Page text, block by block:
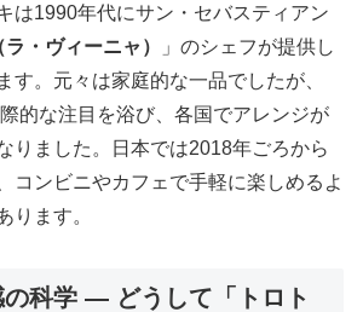
は1990年代にサン・セバスティアン
・ヴィーニャ）
」のシェフが提供し
す。元々は家庭的な一品でしたが、
的な注目を浴び、各国でアレンジが
りました。日本では2018年ごろから
コンビニやカフェで手軽に楽しめるよ
ります。
の科学 — どうして「トロト